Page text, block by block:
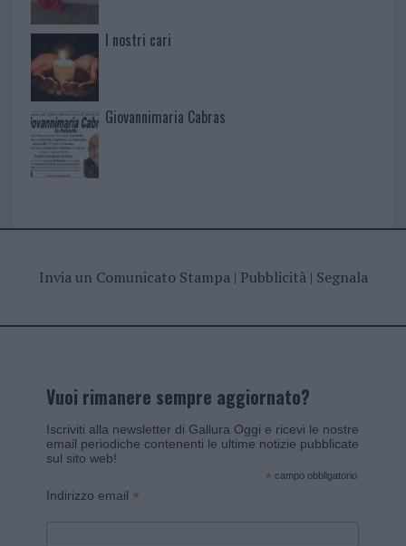
I nostri cari
Giovannimaria Cabras
Invia un Comunicato Stampa| Pubblicità| Segnala
Vuoi rimanere sempre aggiornato?
Iscriviti alla newsletter di Gallura Oggi e ricevi le nostre
email periodiche contenenti le ultime notizie pubblicate
sul sito web!
* campo obbligatorio
Indirizzo email *